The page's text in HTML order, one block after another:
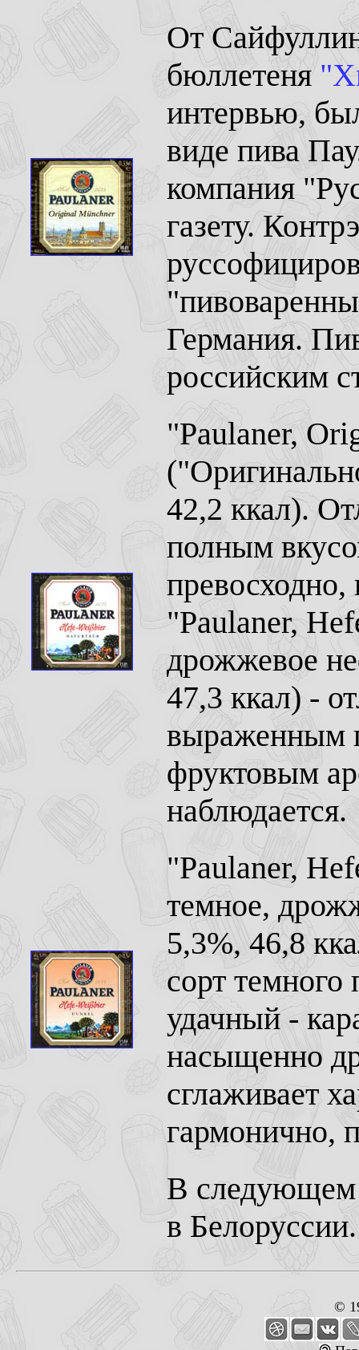
От
бюллетеня
интервью,
виде пива
компания
газету.
Германия.
российским
"Paulaner,
42,2 ккал).
полным
превосходно,
"Paulaner,
дрожжевое
47,3 ккал) -
выраженным
фруктовым
наблюдается.
"Paulaner,
темное,
5,3%, 46,8
сорт
удачный -
насыщенно
сглаживает
гармонично,
В следующем
в Белоруссии.
©